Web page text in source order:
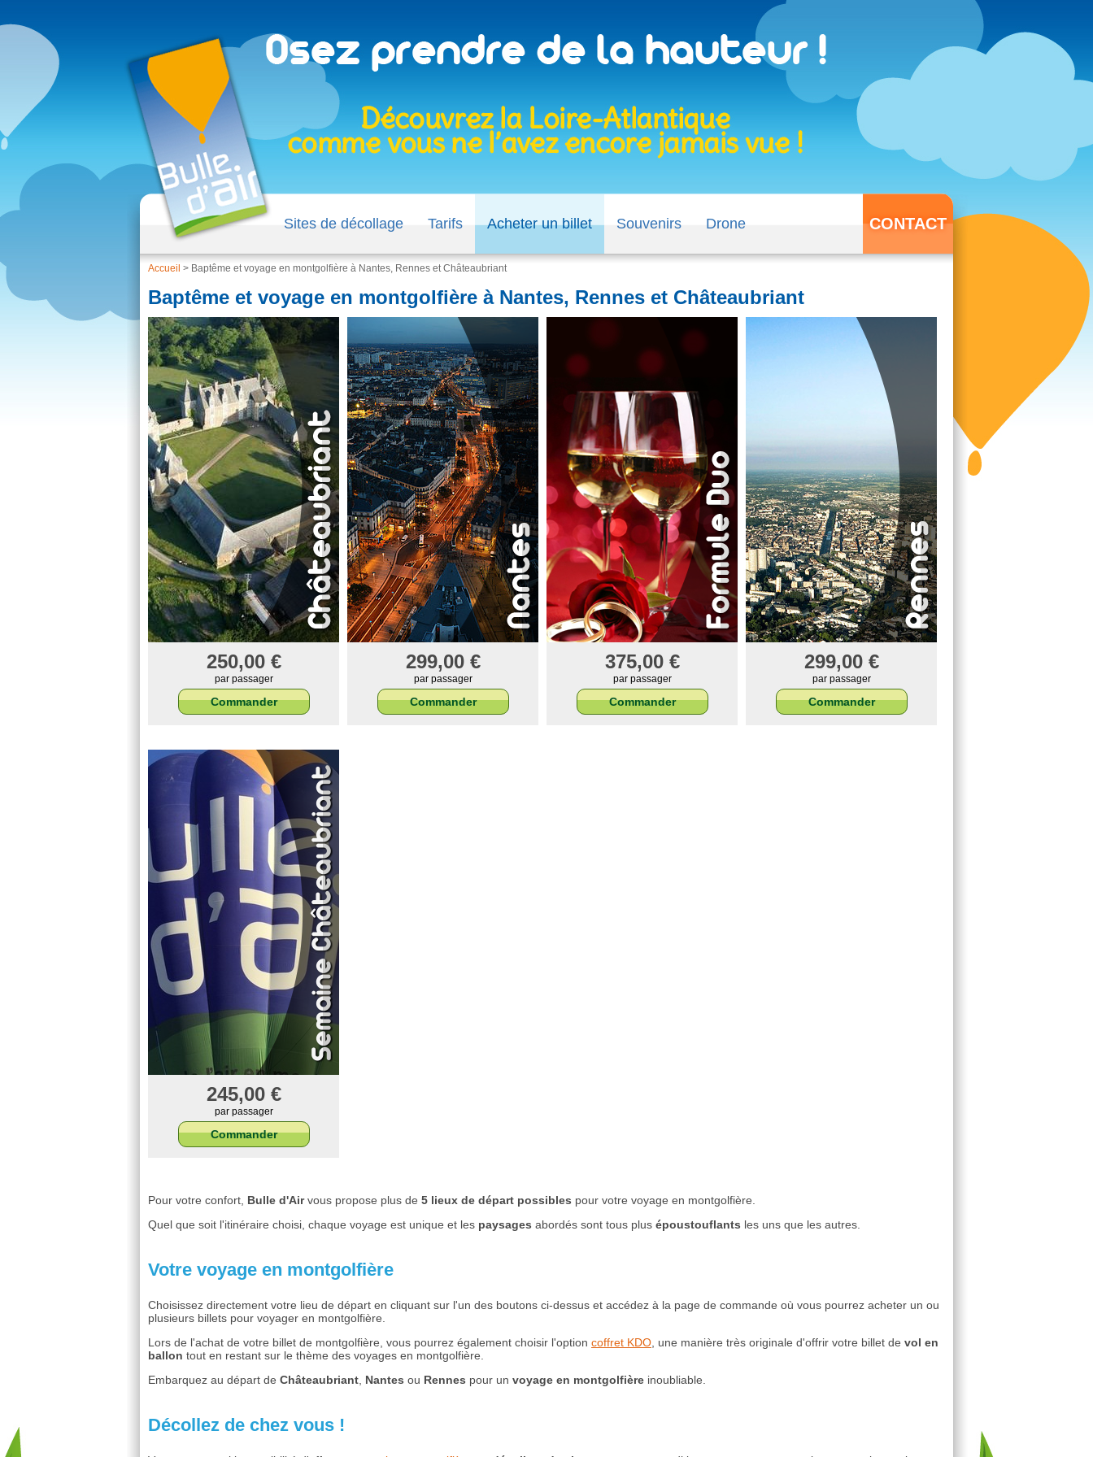
Sites de décollage Tarifs Acheter un billet Souvenirs Drone CONTACT
Accueil > Baptême et voyage en montgolfière à Nantes, Rennes et Châteaubriant
Baptême et voyage en montgolfière à Nantes, Rennes et Châteaubriant
250,00 €
par passager
Commander
299,00 €
par passager
Commander
375,00 €
par passager
Commander
299,00 €
par passager
Commander
245,00 €
par passager
Commander
Pour votre confort, Bulle d'Airvous propose plus de 5 lieux de départ possibles pour votre voyage en montgolfière.
Quel que soit l'itinéraire choisi, chaque voyage est unique et les paysages abordés sont tous plus époustouflants les uns que les autres.
Votre voyage en montgolfière
Choisissez directement votre lieu de départ en cliquant sur l'un des boutons ci-dessus et accédez à la page de commande où vous pourrez acheter un ou
plusieurs billets pour voyager en montgolfière.
Lors de l'achat de votre billet de montgolfière, vous pourrez également choisir l'option coffret KDO , une manière très originale d'offrir votre billet de vol en
ballon tout en restant sur le thème des voyages en montgolfière.
Embarquez au départ de Châteaubriant Nantes ou Rennes pour un voyage en montgolfière inoubliable.
Décollez de chez vous !